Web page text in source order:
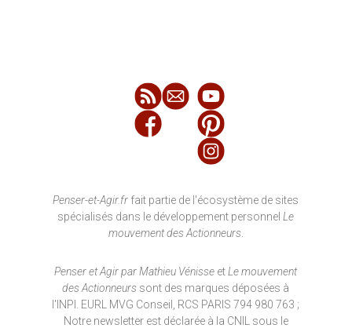
Penser-et-Agir.fr fait partie de l'écosystème de sites
spécialisés dans le développement personnelLe
mouvement des Actionneurs.
Penser et Agir par Mathieu Vénisse et Le mouvement
des Actionneurs sont des marques déposées à
l'INPI. EURL MVG Conseil, RCS PARIS 794 980 763 ;
Notre newsletter est déclarée à la CNIL sous le